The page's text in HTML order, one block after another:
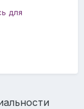
для